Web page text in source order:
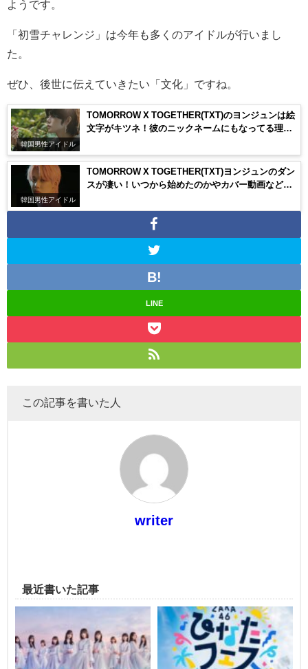
ようです。
「初雪チャレンジ」は今年も多くのアイドルが行いまし
た。
ぜひ、後世に伝えていきたい「文化」ですね。
韓国男性アイドル
TOMORROW X TOGETHER(TXT)のヨンジュンは絵
文字がキツネ！彼のニックネームにもなってる理由
韓国男性アイドル
TOMORROW X TOGETHER(TXT)ヨンジュンのダン
スが凄い！いつから始めたのかやカバー動画などの
LINE
この記事を書いた人
writer
最近書いた記事